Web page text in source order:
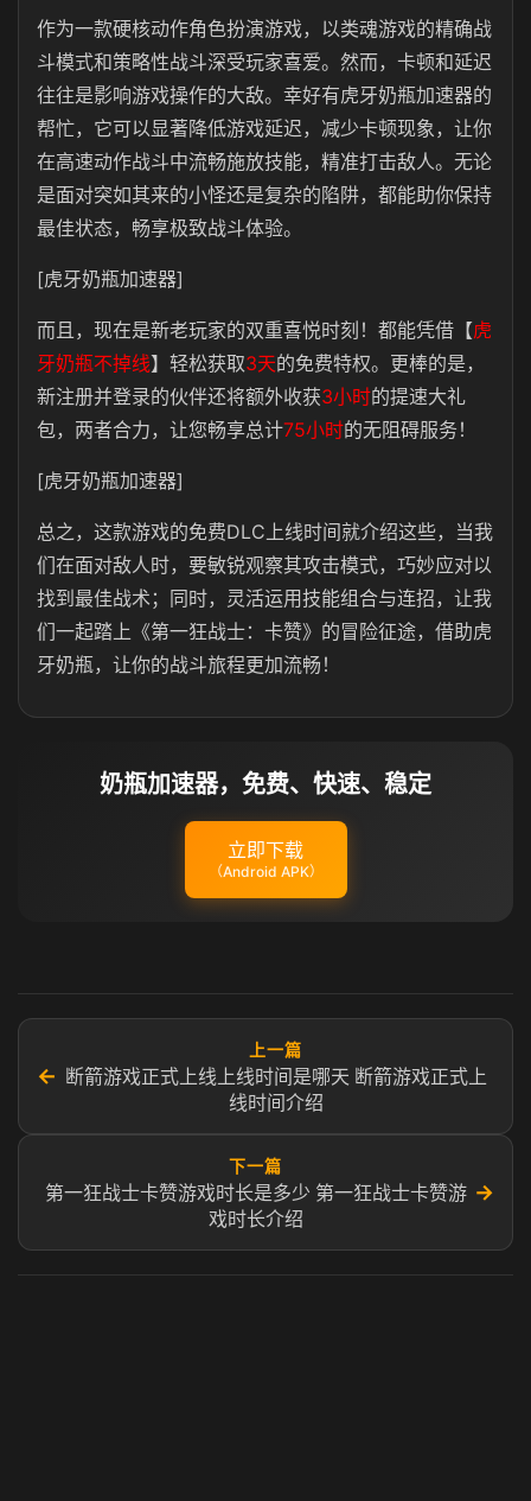
作为一款硬核动作角色扮演游戏，以类魂游戏的精确战
斗模式和策略性战斗深受玩家喜爱。然而，卡顿和延迟
往往是影响游戏操作的大敌。幸好有虎牙奶瓶加速器的
帮忙，它可以显著降低游戏延迟，减少卡顿现象，让你
在高速动作战斗中流畅施放技能，精准打击敌人。无论
是面对突如其来的小怪还是复杂的陷阱，都能助你保持
最佳状态，畅享极致战斗体验。
[虎牙奶瓶加速器]
而且，现在是新老玩家的双重喜悦时刻！都能凭借【虎
牙奶瓶不掉线】轻松获取3天的免费特权。更棒的是，
新注册并登录的伙伴还将额外收获3小时的提速大礼
包，两者合力，让您畅享总计75小时的无阻碍服务！
[虎牙奶瓶加速器]
总之，这款游戏的免费DLC上线时间就介绍这些，当我
们在面对敌人时，要敏锐观察其攻击模式，巧妙应对以
找到最佳战术；同时，灵活运用技能组合与连招，让我
们一起踏上《第一狂战士：卡赞》的冒险征途，借助虎
牙奶瓶，让你的战斗旅程更加流畅！
奶瓶加速器，免费、快速、稳定
立即下载
（Android APK）
←
上一篇
断箭游戏正式上线上线时间是哪天 断箭游戏正式上
线时间介绍
下一篇
第一狂战士卡赞游戏时长是多少 第一狂战士卡赞游
戏时长介绍
→